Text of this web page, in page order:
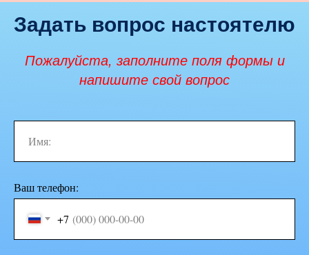
Задать вопрос настоятелю
Пожалуйста, заполните поля формы и
напишите свой вопрос
Ваш телефон:
+7